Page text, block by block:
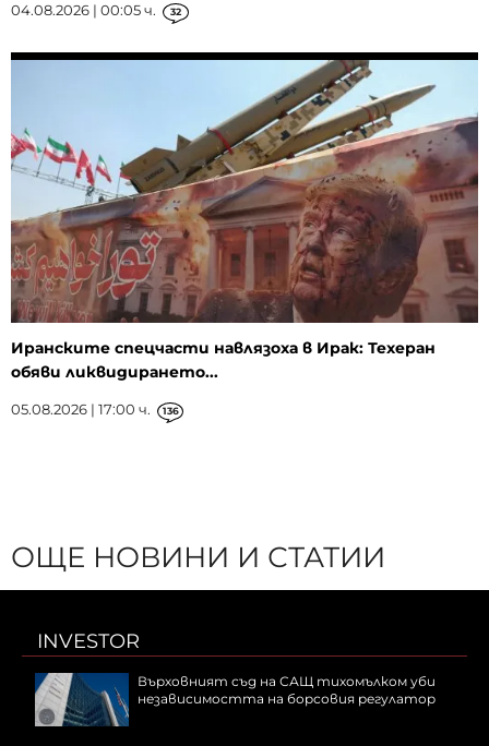
04.08.2026 | 00:05 ч. 32
Иранските спецчасти навлязоха в Ирак: Техеран
обяви ликвидирането...
05.08.2026 | 17:00 ч. 136
ОЩЕ НОВИНИ И СТАТИИ
INVESTOR
Върховният съд на САЩ тихомълком уби
независимостта на борсовия регулатор